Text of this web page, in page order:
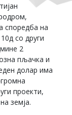
споредба на
со други
2
пљачка и
долар има
проекти,
земја.